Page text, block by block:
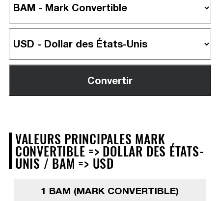
VALEURS PRINCIPALES MARK
CONVERTIBLE => DOLLAR DES ÉTATS-
UNIS / BAM => USD
1 BAM (MARK CONVERTIBLE)